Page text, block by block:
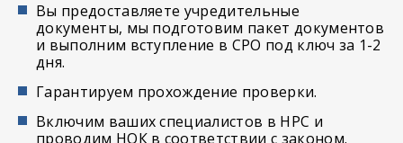
Вы предоставляете учредительные
документы, мы подготовим пакет документов
и выполним вступление в СРО под ключ за 1-2
дня.
Гарантируем прохождение проверки.
Включим ваших специалистов в НРС и
проводим НОК в соответствии с законом.